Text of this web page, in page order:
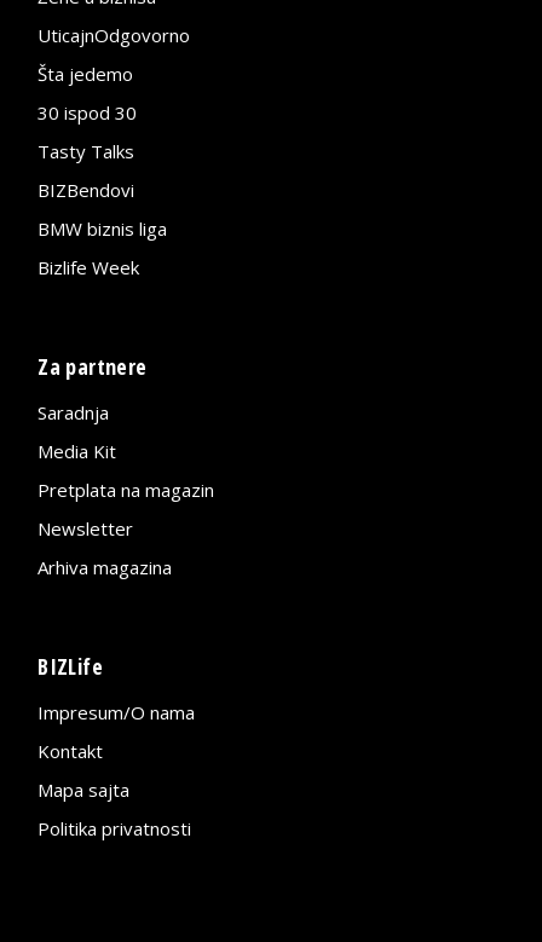
UticajnOdgovorno
Šta jedemo
30 ispod 30
Tasty Talks
BIZBendovi
BMW biznis liga
Bizlife Week
Za partnere
Saradnja
Media Kit
Pretplata na magazin
Newsletter
Arhiva magazina
BIZLife
Impresum/O nama
Kontakt
Mapa sajta
Politika privatnosti